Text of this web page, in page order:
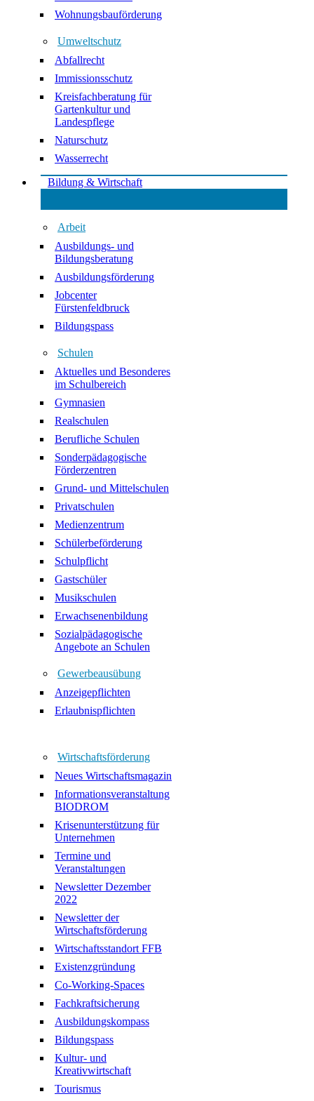
Wohnungsbauförderung
Umweltschutz
Abfallrecht
Immissionsschutz
Kreisfachberatung für
Gartenkultur und
Landespflege
Naturschutz
Wasserrecht
Bildung & Wirtschaft
Arbeit
Ausbildungs- und
Bildungsberatung
Ausbildungsförderung
Jobcenter
Fürstenfeldbruck
Bildungspass
Schulen
Aktuelles und Besonderes
im Schulbereich
Gymnasien
Realschulen
Berufliche Schulen
Sonderpädagogische
Förderzentren
Grund- und Mittelschulen
Privatschulen
Medienzentrum
Schülerbeförderung
Schulpflicht
Gastschüler
Musikschulen
Erwachsenenbildung
Sozialpädagogische
Angebote an Schulen
Gewerbeausübung
Anzeigepflichten
Erlaubnispflichten
Wirtschaftsförderung
Neues Wirtschaftsmagazin
Informationsveranstaltung
BIODROM
Krisenunterstützung für
Unternehmen
Termine und
Veranstaltungen
Newsletter Dezember
2022
Newsletter der
Wirtschaftsförderung
Wirtschaftsstandort FFB
Existenzgründung
Co-Working-Spaces
Fachkraftsicherung
Ausbildungskompass
Bildungspass
Kultur- und
Kreativwirtschaft
Tourismus